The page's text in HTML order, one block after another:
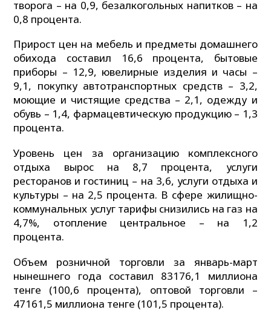
творога – на 0,9, безалкогольных напитков – на
0,8 процента.
Прирост цен на мебель и предметы домашнего
обихода составил 16,6 процента, бытовые
приборы – 12,9, ювелирные изделия и часы –
9,1, покупку автотранспортных средств – 3,2,
моющие и чистящие средства – 2,1, одежду и
обувь – 1,4, фармацевтическую продукцию – 1,3
процента.
Уровень цен за организацию комплексного
отдыха вырос на 8,7 процента, услуги
ресторанов и гостиниц – на 3,6, услуги отдыха и
культуры – на 2,5 процента. В сфере жилищно-
коммунальных услуг тарифы снизились на газ на
4,7%, отопление центральное – на 1,2
процента.
Объем розничной торговли за январь-март
нынешнего года составил 83176,1 миллиона
тенге (100,6 процента), оптовой торговли –
47161,5 миллиона тенге (101,5 процента).